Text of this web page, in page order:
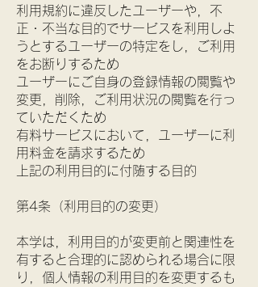
利用規約に違反したユーザーや，不
正・不当な目的でサービスを利用しよ
うとするユーザーの特定をし，ご利用
をお断りするため
ユーザーにご自身の登録情報の閲覧や
変更，削除，ご利用状況の閲覧を行っ
ていただくため
有料サービスにおいて，ユーザーに利
用料金を請求するため
上記の利用目的に付随する目的
第4条（利用目的の変更）
本学は，利用目的が変更前と関連性を
有すると合理的に認められる場合に限
り，個人情報の利用目的を変更するも